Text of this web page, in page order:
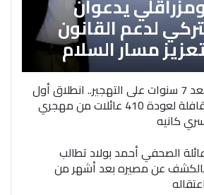
لدعم القانون
مسار السلام
بعد 7 سنوات على التهجير.. انطلاق أول
قافلة لعودة 410 عائلات من مهجري
كانيه
الصحفي أحمد بولاد تطالب
عن مصيره بعد أشهر من
اعتقاله